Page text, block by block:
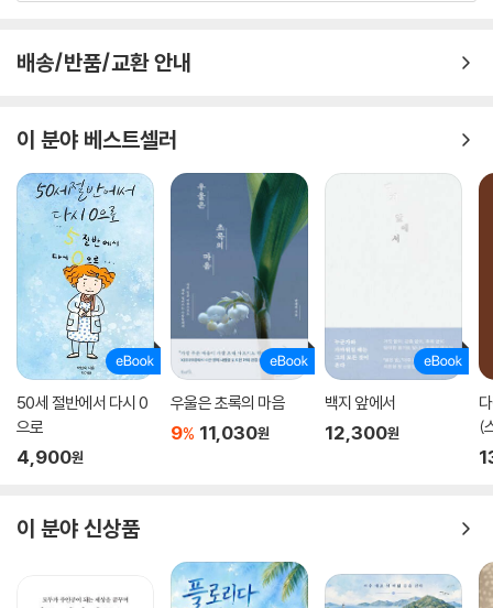
택하기가 쉽고, “씻으러 가고 싶지만 몸을 일으킬 수가 없”어 운동장처럼
도하는 날도 있다.
“더 도덕적인, 덜 착취적인 삶을 구축할 수 있는 물적 자본, 인적 자본, 지
적 자본을 소유한 사람이 있고, 그렇지 못한 사람이 있다”는 것을 알기에
곧잘 넘어진다. 강렬하고 매혹적인 윤리적 각성과 연대가 미처 구하지 못
한 이들이 눈에 밟힐 때, 안담과 친구들은 “현실을 외면하고 동지를 배신하
며” 그 옆에 눕는다. 타인, 비인간동물에게 의존하고 민폐를 끼쳐버리는 방
식으로밖에 살 수 없는 이들이 사는 “관대하고 너른 마음의 나라”, “많은
잘못을 이미 했고, 그러다가 지친 나머지 타인에게도 관대한 사람들의 나
라”에 있기로 한다.
하루는 미뤄둔 통성명을 하는 기분으로 이끼에게 물었다. 조금은 부푼 마
음으로.
“나는 항상 그쪽이에요. 늘 그런 기분이에요.”
“억울함에 관해서는 어떻게 생각해요?”
“그럴 주제가 아니라고 생각하지요.”
그건 모두 정답이었다._266쪽
배송/반품/교환 안내
이 분야 베스트셀러
50세 절반에서 다시 0
으로
4,900원
우울은 초록의 마음
9% 11,030원
백지 앞에서
12,300원
(
이 분야 신상품